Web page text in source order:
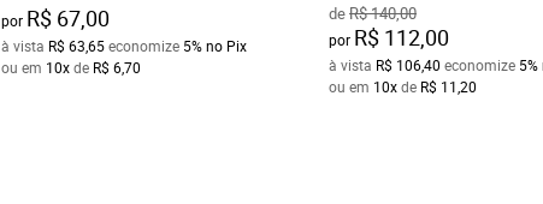
por R$ 67,00
à vista R$ 63,65economize 5% no Pix
ou em 10xde R$ 6,70
deR$ 140,00
por R$ 112,00
à vista R$ 106,40 economize 5%
ou em 10xde R$ 11,20